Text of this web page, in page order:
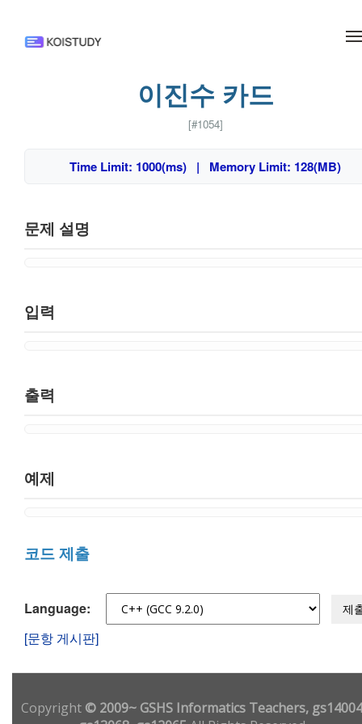
이진수 카드
[#1054]
Time Limit: 1000(ms) | Memory Limit: 128(MB)
문제 설명
입력
출력
예제
코드 제출
Language: 제
[문항 게시판]
Copyright© 2009~ GSHS Informatics Teachers,